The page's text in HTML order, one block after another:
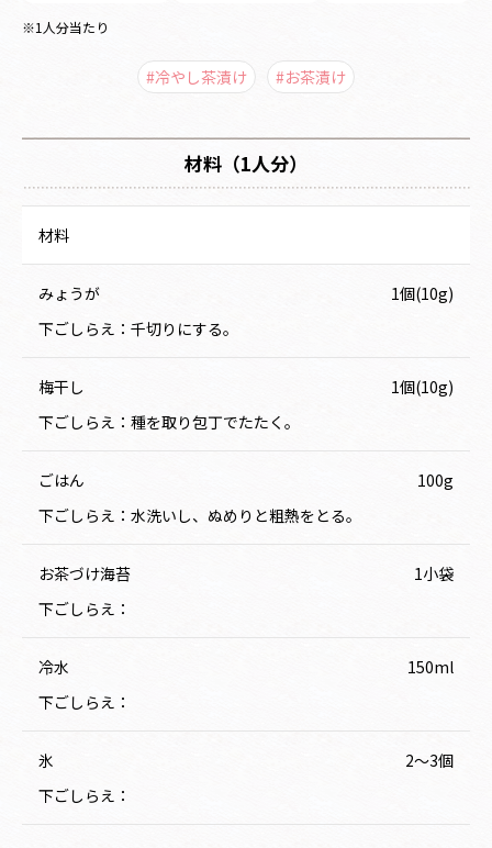
※1人分当たり
#冷やし茶漬け #お茶漬け
材料（1人分）
材料
みょうが
1個(10g)
下ごしらえ：千切りにする。
梅干し
1個(10g)
下ごしらえ：種を取り包丁でたたく。
ごはん
100g
下ごしらえ：水洗いし、ぬめりと粗熱をとる。
お茶づけ海苔
1小袋
下ごしらえ：
冷水
150ml
下ごしらえ：
氷
2～3個
下ごしらえ：